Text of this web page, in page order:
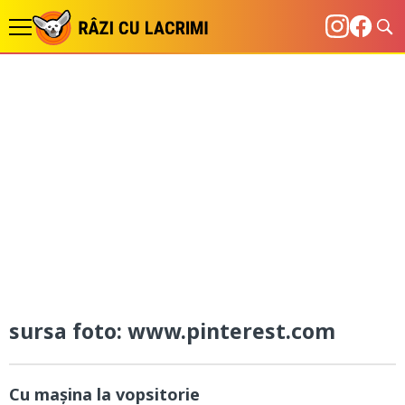
sursa foto: www.pinterest.com
Cu mașina la vopsitorie